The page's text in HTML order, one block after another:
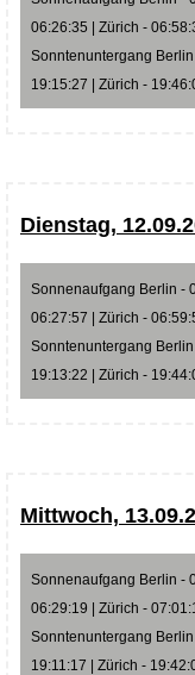
06:26:35 | Zürich -
Sonntenuntergang
19:15:27 | Zürich -
Dienstag,
Sonnenaufgang Berlin -
06:27:57 | Zürich -
Sonntenuntergang
19:13:22 | Zürich -
Mittwoch,
Sonnenaufgang Berlin -
06:29:19 | Zürich -
Sonntenuntergang
19:11:17 | Zürich -